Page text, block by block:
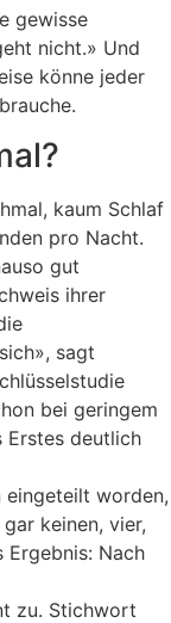
gewisse
nicht.» Und
könne jeder
kaum Schlaf
pro Nacht.
gut
ihrer
sagt
bei geringem
Erstes deutlich
eingeteilt worden,
keinen, vier,
Ergebnis: Nach
zu. Stichwort